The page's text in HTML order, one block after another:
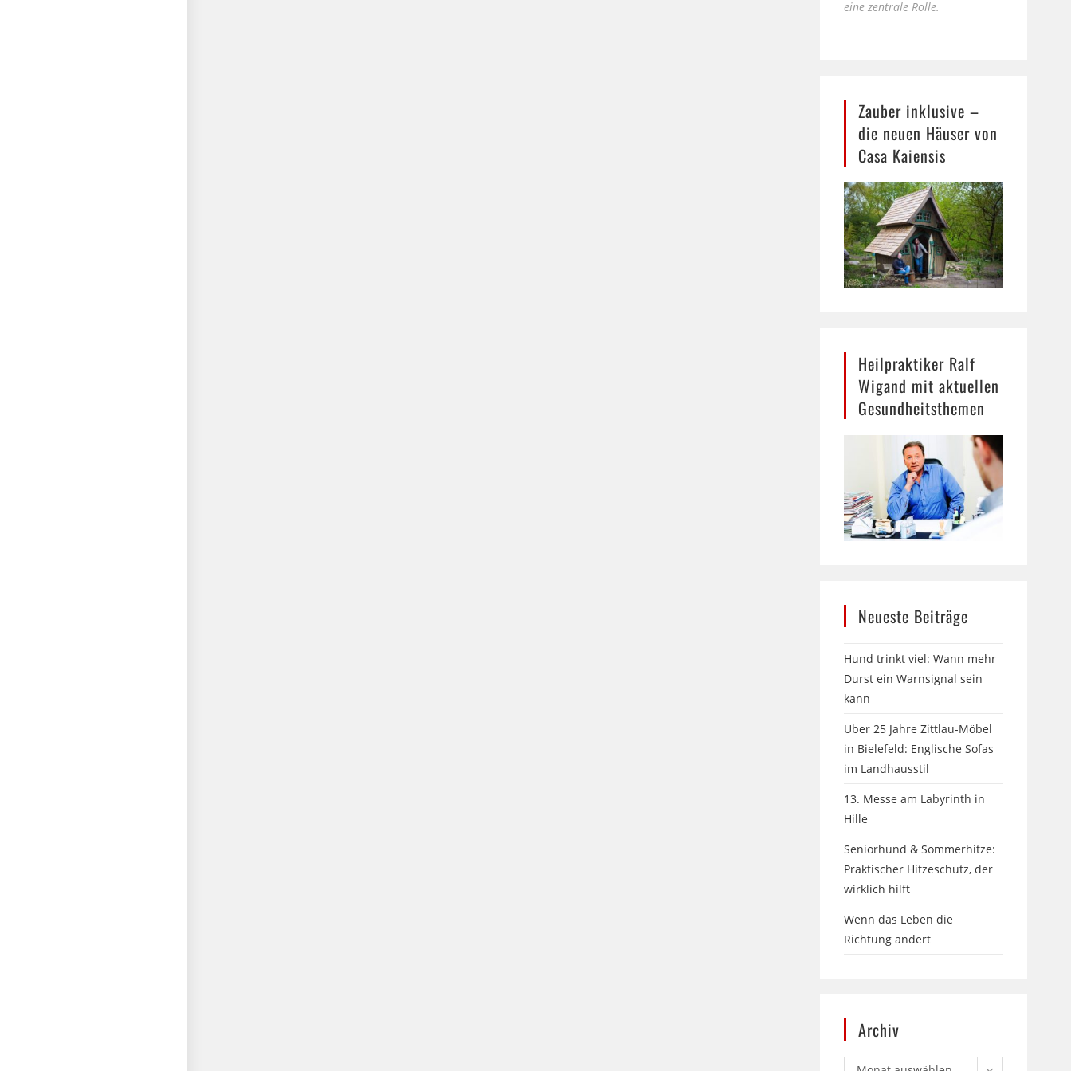
eine zentrale Rolle.
Zauber inklusive –
die neuen Häuser von
Casa Kaiensis
Heilpraktiker Ralf
Wigand mit aktuellen
Gesundheitsthemen
Neueste Beiträge
Hund trinkt viel: Wann mehr
Durst ein Warnsignal sein
kann
Über 25 Jahre Zittlau-Möbel
in Bielefeld: Englische Sofas
im Landhausstil
13. Messe am Labyrinth in
Hille
Seniorhund & Sommerhitze:
Praktischer Hitzeschutz, der
wirklich hilft
Wenn das Leben die
Richtung ändert
Archiv